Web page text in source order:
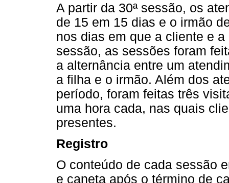
A partir da 30ª sessão, os
de 15 em 15 dias e o irmão
nos dias em que a cliente e
sessão, as sessões foram
a alternância entre um
a filha e o irmão. Além dos
período, foram feitas três
uma hora cada, nas quais
presentes.
Registro
O conteúdo de cada sessão
e caneta após o término de